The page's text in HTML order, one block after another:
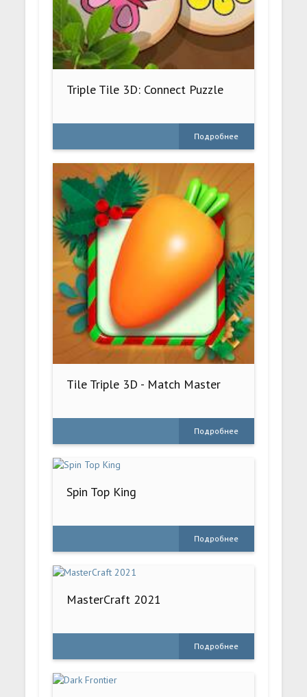
Triple Tile 3D: Connect Puzzle
Подробнее
Tile Triple 3D - Match Master
Подробнее
Spin Top King
Подробнее
MasterCraft 2021
Подробнее